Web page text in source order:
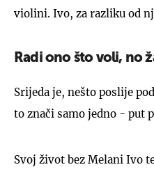
violini. Ivo, za razliku od
Radi ono što voli, no
Srijeda je, nešto poslije
to znači samo jedno - put
Svoj život bez Melani Ivo